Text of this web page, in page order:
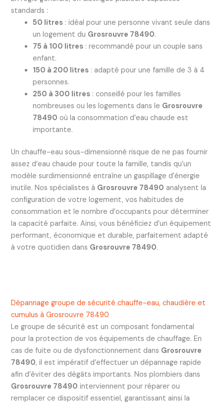
standards :
50 litres: idéal pour une personne vivant seule dans
un logement du Grosrouvre 78490.
75 à 100 litres: recommandé pour un couple sans
enfant.
150 à 200 litres: adapté pour une famille de 3 à 4
personnes.
250 à 300 litres: conseillé pour les familles
nombreuses ou les logements dans le Grosrouvre
78490 où la consommation d’eau chaude est
importante.
Un chauffe-eau sous-dimensionné risque de ne pas fournir
assez d’eau chaude pour toute la famille, tandis qu’un
modèle surdimensionné entraîne un gaspillage d’énergie
inutile. Nos spécialistes à Grosrouvre 78490 analysent la
configuration de votre logement, vos habitudes de
consommation et le nombre d’occupants pour déterminer
la capacité parfaite. Ainsi, vous bénéficiez d’un équipement
performant, économique et durable, parfaitement adapté
à votre quotidien dans Grosrouvre 78490.
Dépannage groupe de sécurité chauffe-eau, chaudière et
cumulus à Grosrouvre 78490
Le groupe de sécurité est un composant fondamental
pour la protection de vos équipements de chauffage. En
cas de fuite ou de dysfonctionnement dans Grosrouvre
78490, il est impératif d’effectuer un dépannage rapide
afin d’éviter des dégâts importants. Nos plombiers dans
Grosrouvre 78490 interviennent pour réparer ou
remplacer ce dispositif essentiel, garantissant ainsi la